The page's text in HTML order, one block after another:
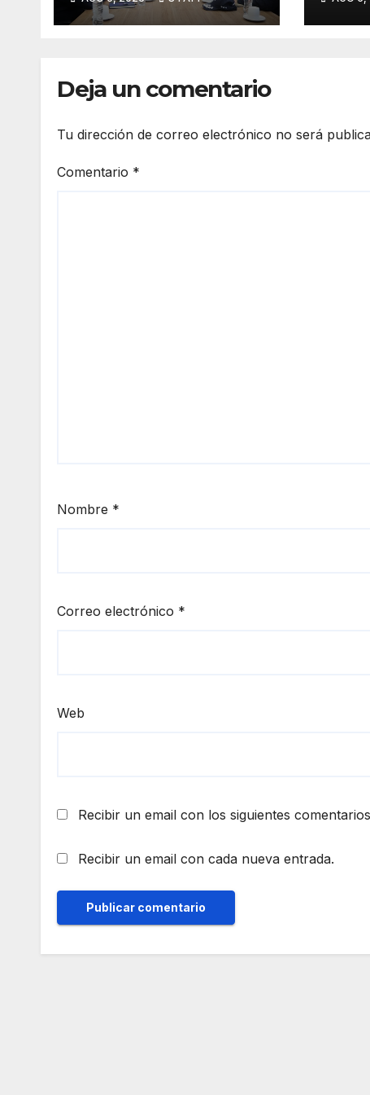
EE.UU. para reforzar
seguridad en la
Deja un comentario
Tu dirección de correo electrónico no será
Comentario *
Nombre *
Correo electrónico *
Web
Recibir un email con los siguientes
Recibir un email con cada nueva entrada.